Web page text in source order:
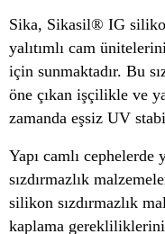
Sika, Sikasil® IG
yalıtımlı cam
için sunmaktadır. Bu
öne çıkan işçilikle ve
zamanda eşsiz UV
Yapı camlı
sızdırmazlık
silikon sızdırmazlık
kaplama